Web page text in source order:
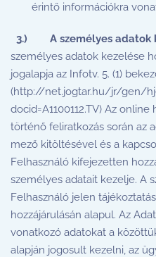
érintő információkra
3.) A személyes
személyes adatok kezelése
jogalapja az Infotv. 5. (1)
(http://net.jogtar.hu/jr/gen/
docid=A1100112.TV) Az
történő feliratkozás során az
mező kitöltésével és a
Felhasználó kifejezetten
személyes adatait kezelje. A
Felhasználó jelen
hozzájárulásán alapul. Az
vonatkozó adatokat a
alapján jogosult kezelni, az